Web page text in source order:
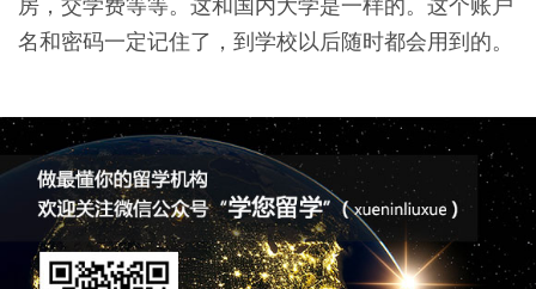
名和密码一定记住了，到学校以后随时都会用到的。